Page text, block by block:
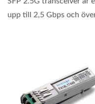
upp till 2,5 Gbps och